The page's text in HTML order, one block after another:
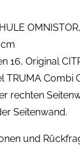
16, Original
TRUMA Combi
rechten
Seitenwand.
und